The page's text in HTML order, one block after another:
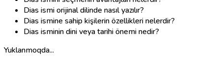
Dias ismi orijinal dilinde nasıl yazılır?
Dias ismine sahip kişilerin özellikleri nelerdir?
Dias isminin dini veya tarihi önemi nedir?
Yuklanmoqda...